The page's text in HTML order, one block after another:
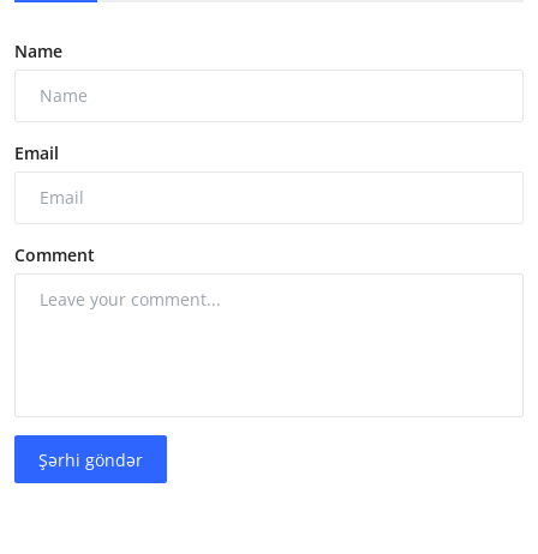
Name
Email
Comment
Şərhi göndər